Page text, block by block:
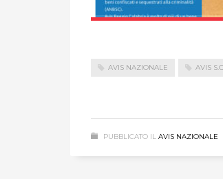
AVIS NAZIONALE AVIS
PUBBLICATO IL AVIS NAZIONALE